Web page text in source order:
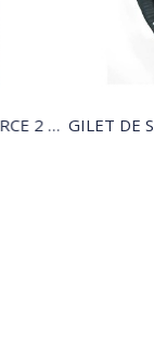
TOP DE COMBINAISON FLEXFORCE 2 MM – UNISEXE